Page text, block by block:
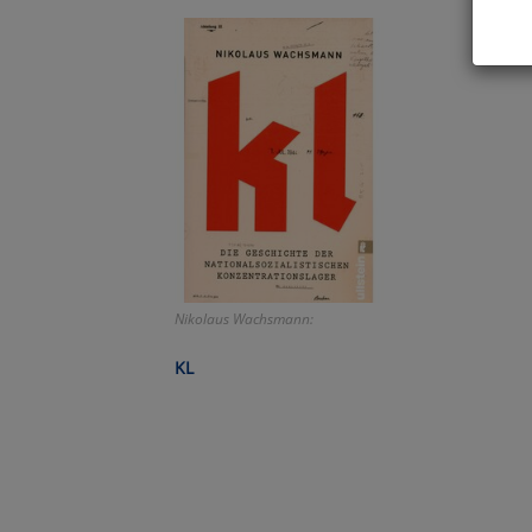
Nikolaus Wachsmann:
KL